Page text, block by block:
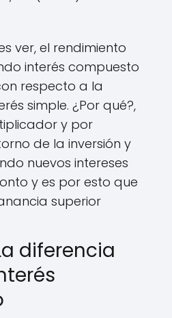
ver, el rendimiento
interés compuesto
respecto a la
simple. ¿Por qué?,
y por
de la inversión y
nuevos intereses
y es por esto que
superior
diferencia